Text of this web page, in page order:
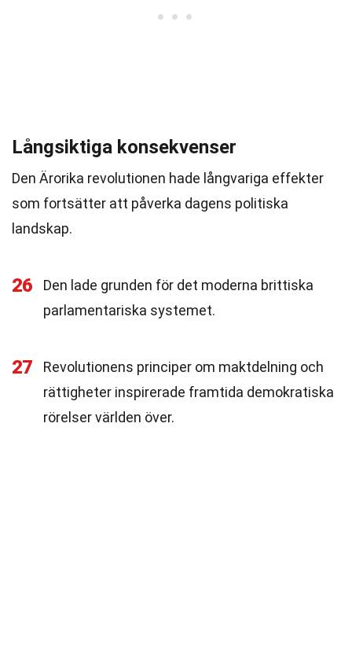
Långsiktiga konsekvenser
Den Ärorika revolutionen hade långvariga effekter
som fortsätter att påverka dagens politiska
landskap.
26
Den lade grunden för det moderna brittiska
parlamentariska systemet.
27
Revolutionens principer om maktdelning och
rättigheter inspirerade framtida demokratiska
rörelser världen över.